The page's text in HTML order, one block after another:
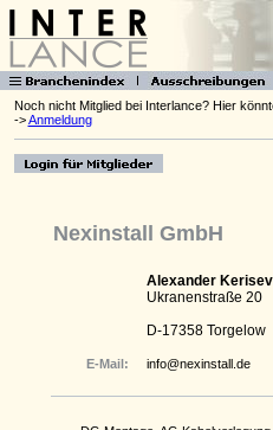
Noch nicht Mitglied bei Interlance? Hier
->Anmeldung
Nexinstall GmbH
Alexander Kerisev
Ukranenstraße 20
D-17358 Torgelow
E-Mail: info@nexinstall.de